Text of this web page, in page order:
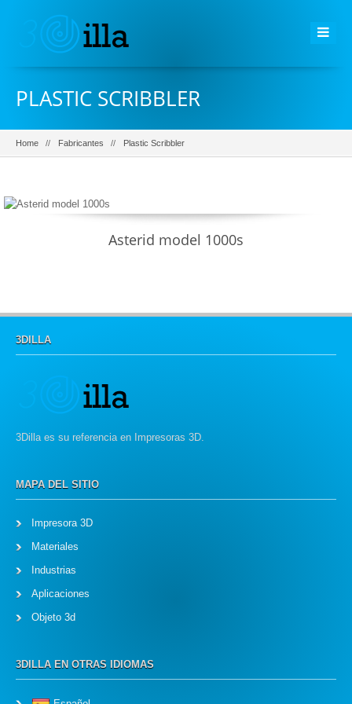
PLASTIC SCRIBBLER
Home Fabricantes Plastic Scribbler
Asterid model 1000s
3DILLA
3Dilla es su referencia en Impresoras 3D.
MAPA DEL SITIO
Impresora 3D
Materiales
Industrias
Aplicaciones
Objeto 3d
3DILLA EN OTRAS IDIOMAS